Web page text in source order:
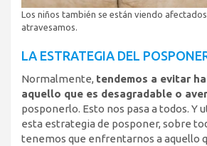
Los niños también se están viendo
atravesamos.
LA ESTRATEGIA DEL
Normalmente, tendemos a evitar
aquello que es desagradable o
posponerlo. Esto nos pasa a todos. Y
esta estrategia de posponer, sobre
tenemos que enfrentarnos a aquello